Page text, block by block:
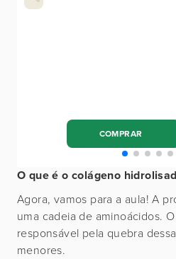
COMPRAR
O que é o colágeno
Agora, vamos para a aula! A
uma cadeia de aminoácidos.
responsável pela quebra
menores.